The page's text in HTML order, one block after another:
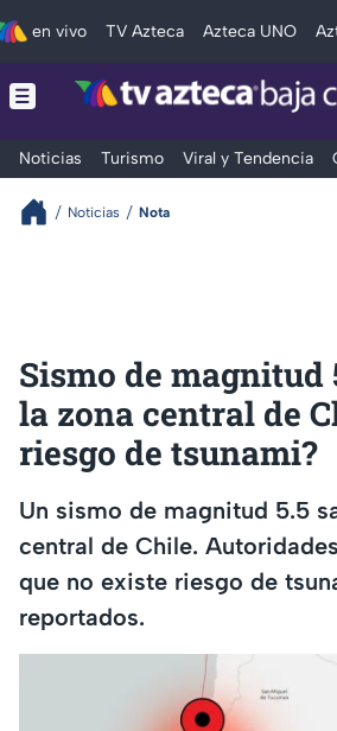
en vivo TV Azteca Azteca UNO
Noticias Turismo Viral y Tendencia
Noticias Nota
Sismo de magnitud
la zona central de
riesgo de tsunami?
Un sismo de magnitud 5.5
central de Chile.
que no existe riesgo de
reportados.